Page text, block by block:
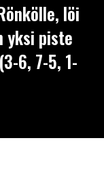
löi
yksi piste
6, 7-5, 1-